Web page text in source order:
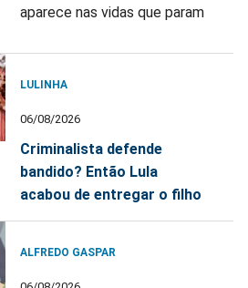
aparece nas vidas que param
LULINHA
06/08/2026
Criminalista defende
bandido? Então Lula
acabou de entregar o filho
ALFREDO GASPAR